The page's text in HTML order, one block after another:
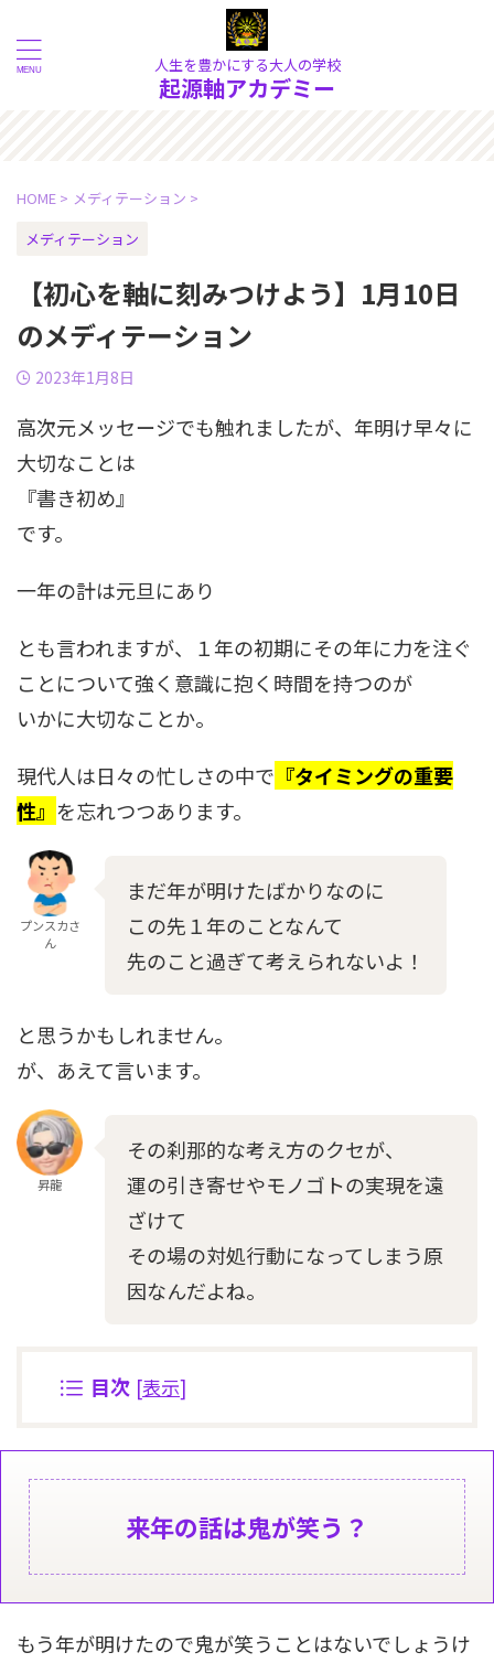
人生を豊かにする大人の学校
起源軸アカデミー
HOME > メディテーション >
メディテーション
【初心を軸に刻みつけよう】1月10日
のメディテーション
2023年1月8日
高次元メッセージでも触れましたが、年明け早々に
大切なことは
『書き初め』
です。
一年の計は元旦にあり
とも言われますが、１年の初期にその年に力を注ぐ
ことについて強く意識に抱く時間を持つのが
いかに大切なことか。
現代人は日々の忙しさの中で 『タイミングの重要
性』 を忘れつつあります。
プンスカさ
ん
まだ年が明けたばかりなのに
この先１年のことなんて
先のこと過ぎて考えられないよ！
と思うかもしれません。
が、あえて言います。
昇龍
その刹那的な考え方のクセが、
運の引き寄せやモノゴトの実現を遠
ざけて
その場の対処行動になってしまう原
因なんだよね。
目次 [表示]
来年の話は鬼が笑う？
もう年が明けたので鬼が笑うことはないでしょうけ